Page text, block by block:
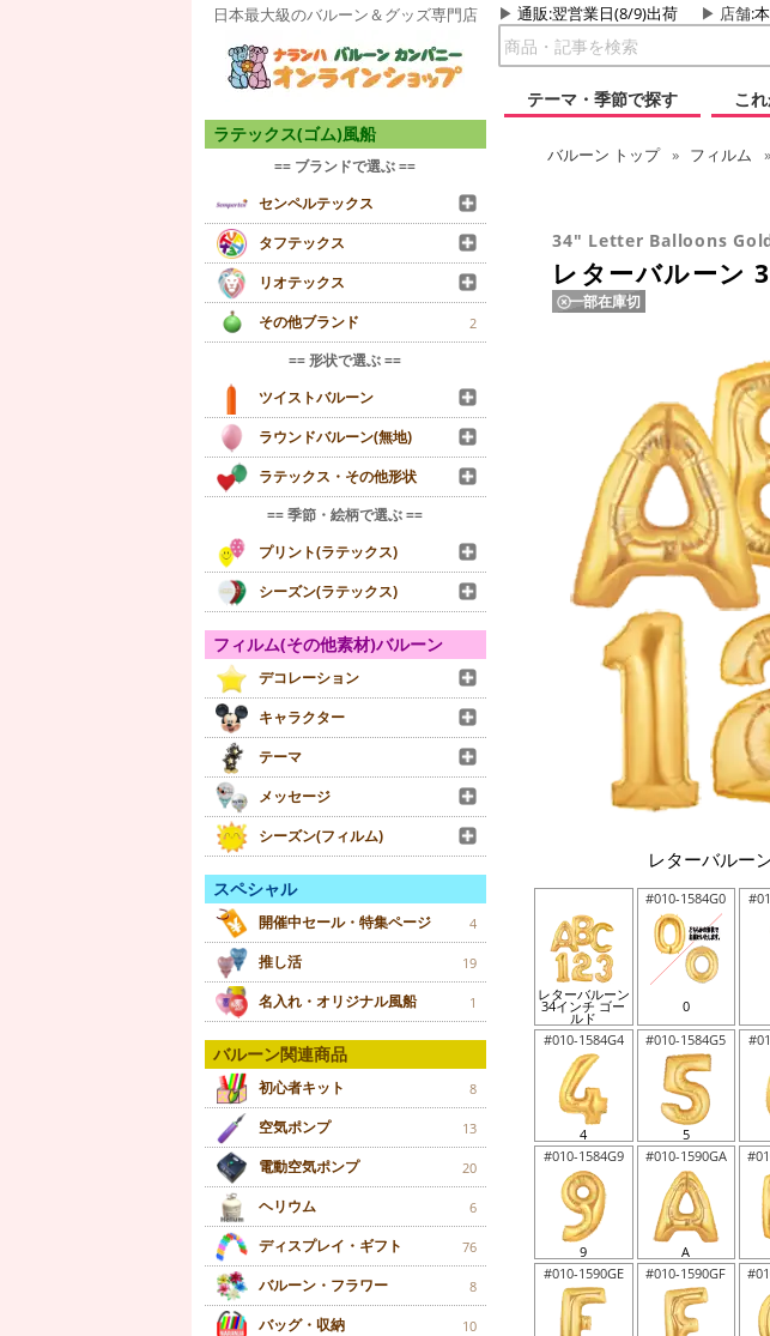
日本最大級のバルーン＆グッズ専門店 通販:翌営業日(8/9)出荷 店舗:
テーマ・季節で探す
こ
ラテックス(ゴム)風船
== ブランドで選ぶ ==
センペルテックス
タフテックス
リオテックス
その他ブランド
2
== 形状で選ぶ ==
ツイストバルーン
ラウンドバルーン(無地)
ラテックス・その他形状
== 季節・絵柄で選ぶ ==
プリント(ラテックス)
シーズン(ラテックス)
フィルム(その他素材)バルーン
デコレーション
キャラクター
テーマ
メッセージ
シーズン(フィルム)
スペシャル
開催中セール・特集ページ 4
推し活 19
名入れ・オリジナル風船 1
バルーン関連商品
初心者キット 8
空気ポンプ 13
電動空気ポンプ 20
ヘリウム 6
ディスプレイ・ギフト 76
バルーン・フラワー 8
バッグ・収納 10
バルーン トップ フィルム
34" Letter Balloons
レターバルーン
一部在庫切
レターバルー
レターバルーン
34インチ ゴー
ルド
#010-1584G0
0
#010-1584G4
4
#010-1584G5
5
#010-1584G9
9
#010-1590GA
A
#010-1590GE
#010-1590GF